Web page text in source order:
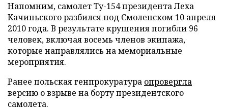
Напомним, самолет Ту-154 президента Леха
Качиньского разбился под Смоленском 10 апреля
2010 года. В результате крушения погибли 96
человек, включая восемь членов экипажа,
которые направлялись на мемориальные
мероприятия.
Ранее польская генпрокуратура опровергла
версию о взрыве на борту президентского
самолета.